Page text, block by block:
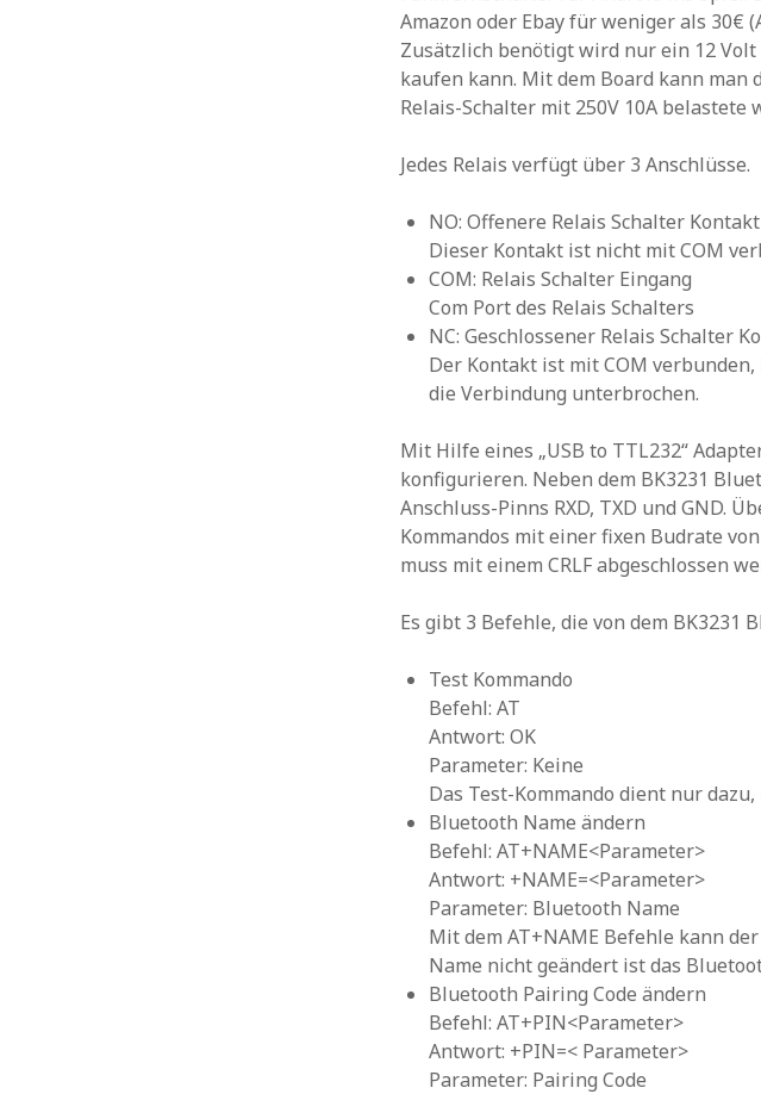
Amazon oder Ebay für weniger als 30€
Zusätzlich benötigt wird nur ein 12
kaufen kann. Mit dem Board kann man
Relais-Schalter mit 250V 10A belastete
Jedes Relais verfügt über 3 Anschlüsse.
NO: Offenere Relais Schalter Kontakt
Dieser Kontakt ist nicht mit COM
COM: Relais Schalter Eingang
Com Port des Relais Schalters
NC: Geschlossener Relais Schalter
Der Kontakt ist mit COM
die Verbindung unterbrochen.
Mit Hilfe eines „USB to TTL232“
konfigurieren. Neben dem BK3231
Anschluss-Pinns RXD, TXD und GND.
Kommandos mit einer fixen Budrate
muss mit einem CRLF abgeschlossen
Es gibt 3 Befehle, die von dem
Test Kommando
Befehl: AT
Antwort: OK
Parameter: Keine
Das Test-Kommando dient nur
Bluetooth Name ändern
Befehl: AT+NAME<Parameter>
Antwort: +NAME=<Parameter>
Parameter: Bluetooth Name
Mit dem AT+NAME Befehle kann
Name nicht geändert ist das
Bluetooth Pairing Code ändern
Befehl: AT+PIN<Parameter>
Antwort: +PIN=< Parameter>
Parameter: Pairing Code